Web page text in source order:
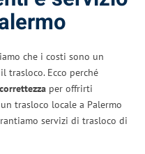
che i costi sono un
trasloco. Ecco perché
per offrirti
trasloco locale a Palermo
servizi di trasloco di